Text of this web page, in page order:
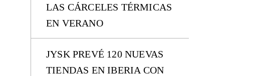
LAS CÁRCELES TÉRMICAS
EN VERANO
JYSK PREVÉ 120 NUEVAS
TIENDAS EN IBERIA CON